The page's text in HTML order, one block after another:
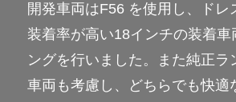
開発車両はF56 を使用し、ドレ
装着率が高い18インチの装着車
ングを行いました。また純正ラ
車両も考慮し、どちらでも快適